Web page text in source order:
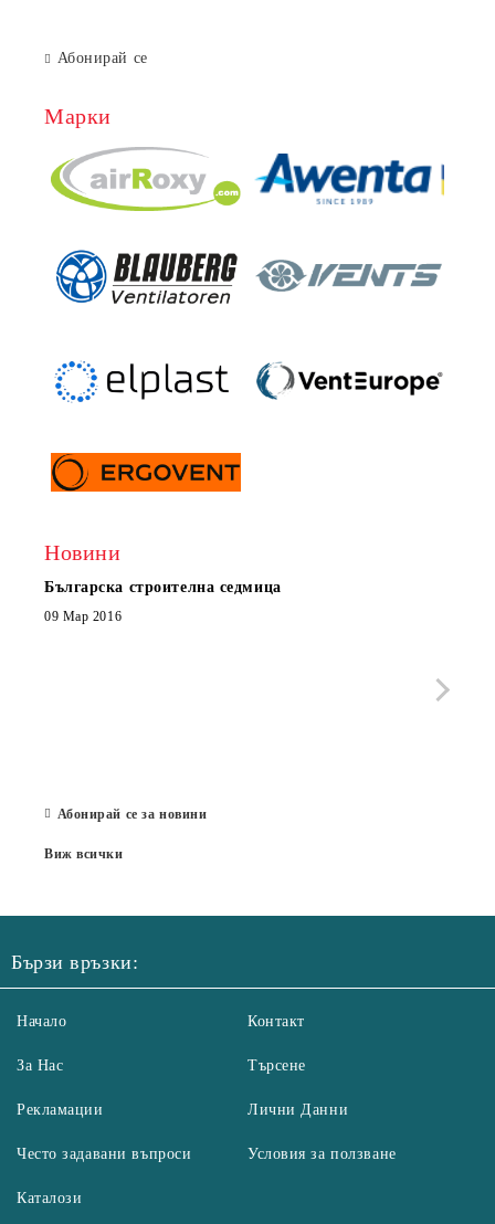
Абонирай се
Марки
Новини
Българска строителна седмица
09 Мар 2016
Абонирай се за новини
Виж всички
Бързи връзки:
Начало
За Нас
Рекламации
Често задавани въпроси
Контакт
Търсене
Лични Данни
Условия за ползване
Каталози